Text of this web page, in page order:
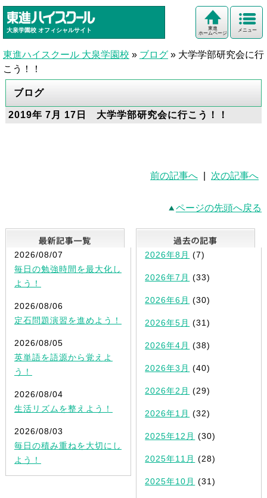
大泉学園校 オフィシャルサイト メニュー
東進
ホームページ
東進ハイスクール 大泉学園校 » ブログ » 大学学部研究会に行
こう！！
ブログ
2019年 7月 17日 大学学部研究会に行こう！！
前の記事へ 次の記事へ
ページの先頭へ戻る
最新記事一覧
2026/08/07
毎日の勉強時間を最大化し
よう！
2026/08/06
定石問題演習を進めよう！
2026/08/05
英単語を語源から覚えよ
う！
2026/08/04
生活リズムを整えよう！
2026/08/03
毎日の積み重ねを大切にし
よう！
2026年8月 (7)
2026年7月 (33)
2026年6月 (30)
2026年5月 (31)
2026年4月 (38)
2026年3月 (40)
2026年2月 (29)
2026年1月 (32)
2025年12月 (30)
2025年11月 (28)
2025年10月 (31)